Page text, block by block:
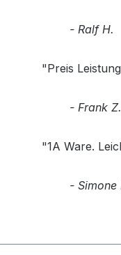
- Ralf H.
"Preis
- Frank Z.
"1A Ware.
- Simone